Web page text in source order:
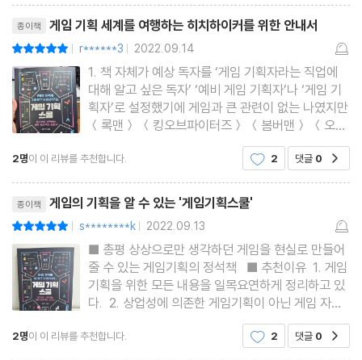
의 시점에 따른 몰입 / 게임 사례 : 주인공은 언제나 나! 드래곤 퀘스
트 5
Lesson 8. 학습의 게임 기획
튜토리얼은 필수인가? / 게임을 잘한다는 것의 의미 / 스키너의 상
자와 행동 강화 / 예측을 유도하라 / 운과 실력 - 불확정 요소로 더
해지는 재미 / 게임 사례 : 반복 학습의 힘! 대마계촌
Lesson 9. 체험의 게임 기획
게이머에게 주체성을 부여하기 / 행동의 자유, 역할의 자유 / 인벤토
리는 왜 항상 부족할까? / 보드게임에서의 주체성 발달 / 게임 사례
나의 추억 속 판타지 라이프, 마비노기 모바일 / 게임 사례 : 편안하
게 즐겨요, 동물의 숲
종이책 게임 기획 세계를 여행하는 히치하이커를 위한 안내서
| r******3 | 2022.09.14
1. 책 자체가 예상 독자를 ‘게임 기획자라는 직업에
대해 알고 싶은 독자’ ‘예비 게임 기획자’나 ‘게임 기
획자’로 설정했기에 게임과 큰 관련이 없는 나였지만
＜록맨＞ ＜킹오브파이터즈＞ ＜봄버맨＞ ＜오투
잼＞ 등 게임에 빠졌었던 나이기도 했기에 내가 어릴
때 별 생각이 없이 플레이했던 게임들이 어떻게 뼈대
가 잡혀 만들어졌는지 알 수 있었다. 2. 책의 파트는
크
2명이 이 리뷰를 추천합니다. 2 댓글 0
종이책 게임의 기획을 알 수 있는 '게임기획스쿨'
| s********k | 2022.09.13
■ 총평 상상으로만 생각하던 게임을 현실로 만들어
줄 수 있는 게임기획의 정석책 ■ 추천이유 1. 게임
기획을 위한 모든 내용을 일목요연하게 정리하고 있
다. 2. 상업성에 의존한 게임기획이 아닌 게임 자체
를 실제로 기획할 수 있는 방법을 알려준다. 3. 내가
원하는 게임과 게이머가 원하는 게임의 중립성을 가
진 게임기획을 알려준다. 4. 초반에는 게임 자체의
2명이 이 리뷰를 추천합니다. 2 댓글 0